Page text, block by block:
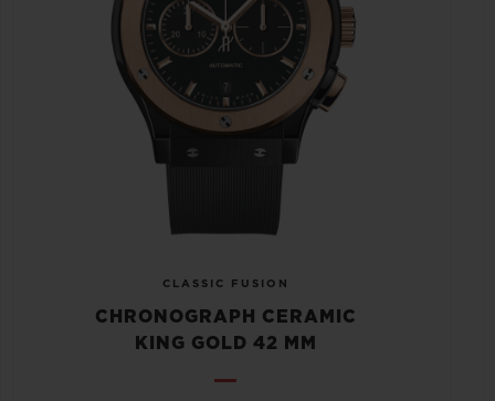
CLASSIC FUSION
CHRONOGRAPH CERAMIC
KING GOLD 42 MM